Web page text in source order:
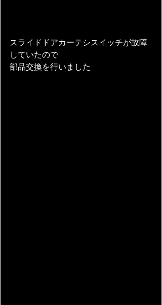
スライドドアカーテシスイッチが故障
していたので
部品交換を行いました